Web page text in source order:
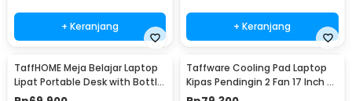
+ Keranjang + Keranjang
TaffHOME Meja Belajar Laptop
Lipat Portable Desk with Bottle
Hole - L62
Taffware Cooling Pad Laptop
Kipas Pendingin 2 Fan 17 Inch -
N99